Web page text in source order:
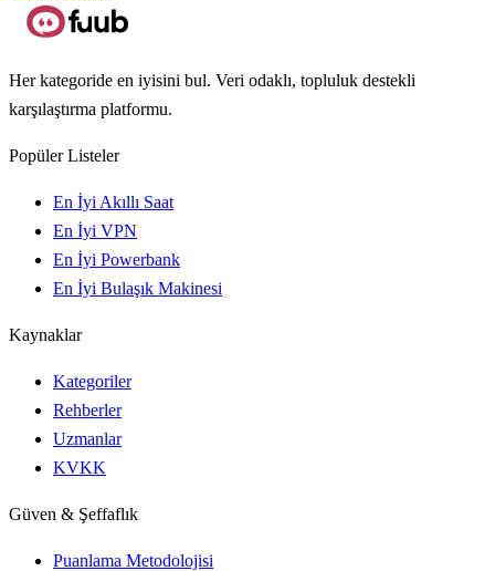
Her kategoride en iyisini bul. Veri odaklı, topluluk destekli
karşılaştırma platformu.
Popüler Listeler
En İyi Akıllı Saat
En İyi VPN
En İyi Powerbank
En İyi Bulaşık Makinesi
Kaynaklar
Kategoriler
Rehberler
Uzmanlar
KVKK
Güven & Şeffaflık
Puanlama Metodolojisi